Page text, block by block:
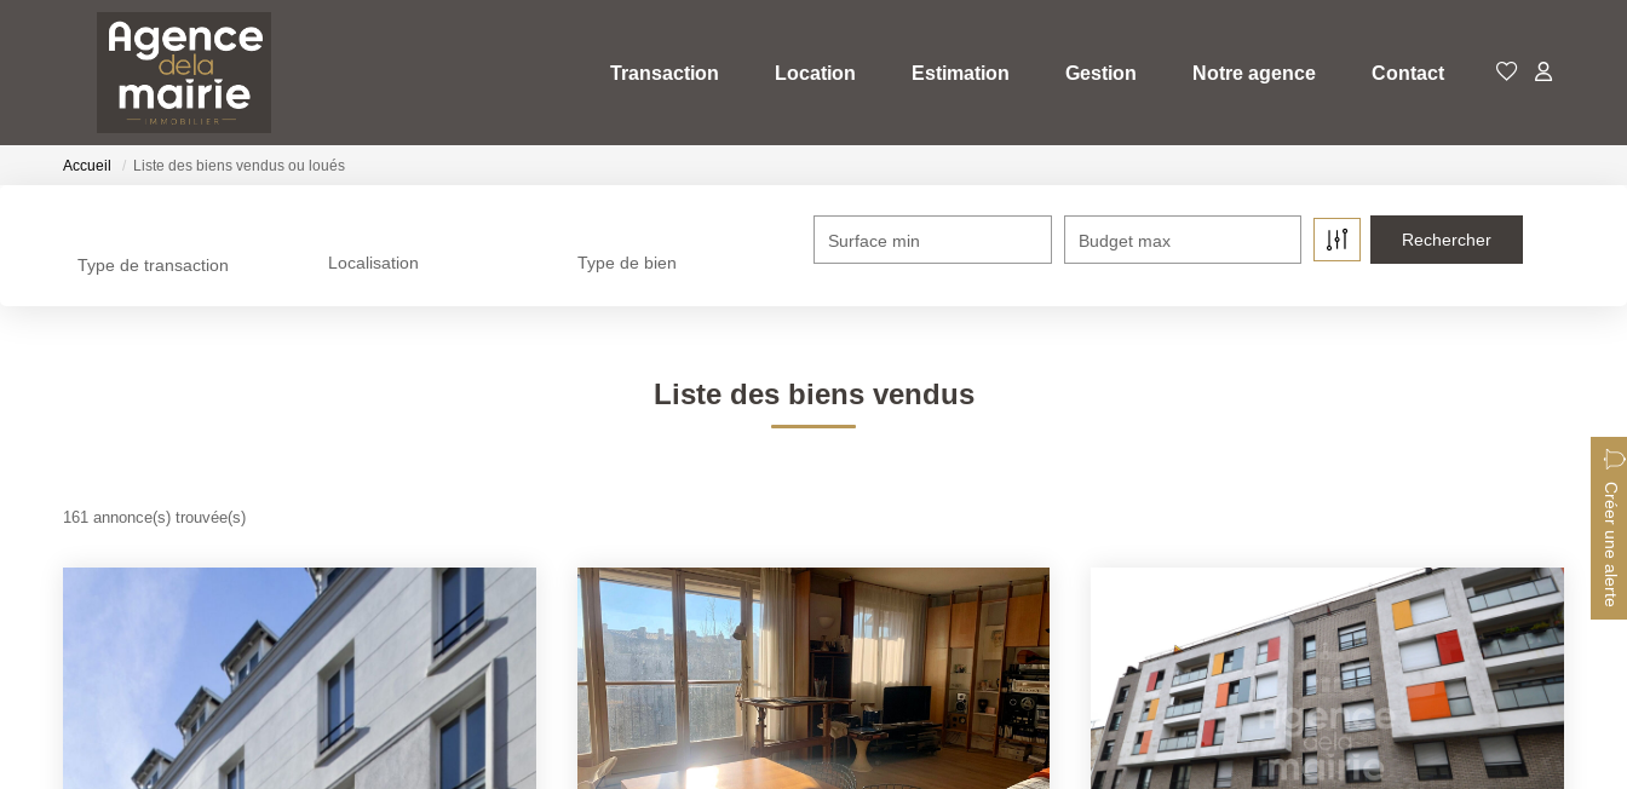
Transaction Location Estimation Gestion Notre agence Contact
Accueil Liste des biens vendus ou loués
Type de transaction Localisation Type de bien
Surface min Budget max
Liste des biens vendus
Créer une alerte
161 annonce(s) trouvée(s)